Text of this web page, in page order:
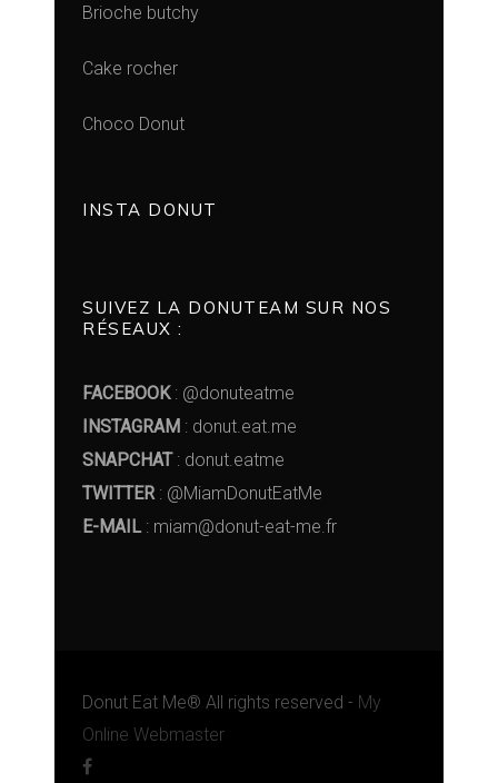
Brioche butchy
Cake rocher
Choco Donut
INSTA DONUT
SUIVEZ LA DONUTEAM SUR NOS
RÉSEAUX :
FACEBOOK: @donuteatme
INSTAGRAM : donut.eat.me
SNAPCHAT: donut.eatme
TWITTER: @MiamDonutEatMe
E-MAIL: miam@donut-eat-me.fr
Donut Eat Me® All rights reserved - My
Online Webmaster